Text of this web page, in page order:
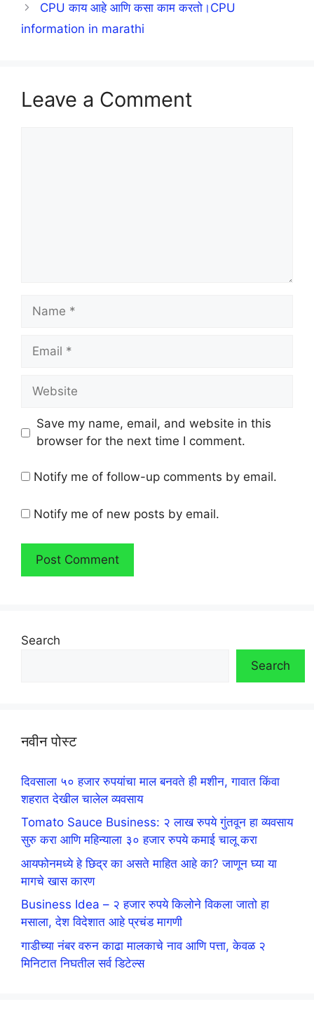
CPU काय आहे आणि कसा काम करतो।CPU
information in marathi
Leave a Comment
Name
Email
Website
Save my name, email, and website in this
browser for the next time I comment.
Notify me of follow-up comments by email.
Notify me of new posts by email.
Search
Search
नवीन पोस्ट
दिवसाला ५० हजार रुपयांचा माल बनवते ही मशीन, गावात किंवा
शहरात देखील चालेल व्यवसाय
Tomato Sauce Business: २ लाख रुपये गुंतवून हा व्यवसाय
सुरु करा आणि महिन्याला ३० हजार रुपये कमाई चालू करा
आयफोनमध्ये हे छिद्र का असते माहित आहे का? जाणून घ्या या
मागचे खास कारण
Business Idea – २ हजार रुपये किलोने विकला जातो हा
मसाला, देश विदेशात आहे प्रचंड मागणी
गाडीच्या नंबर वरुन काढा मालकाचे नाव आणि पत्ता, केवळ २
मिनिटात निघतील सर्व डिटेल्स